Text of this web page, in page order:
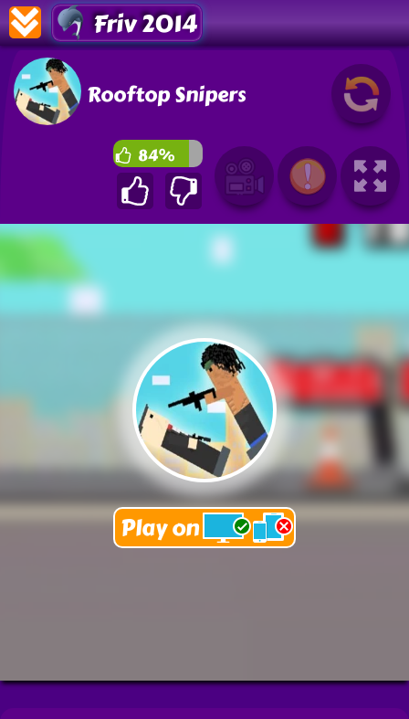
Friv 2014
Rooftop Snipers
84%